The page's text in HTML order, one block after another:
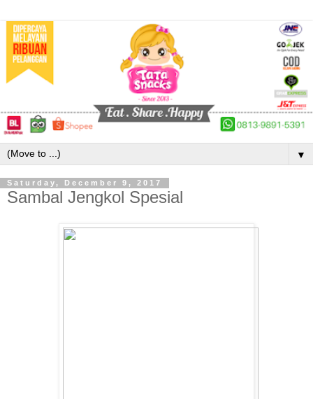
▼
Saturday, December 9, 2017
Sambal Jengkol Spesial